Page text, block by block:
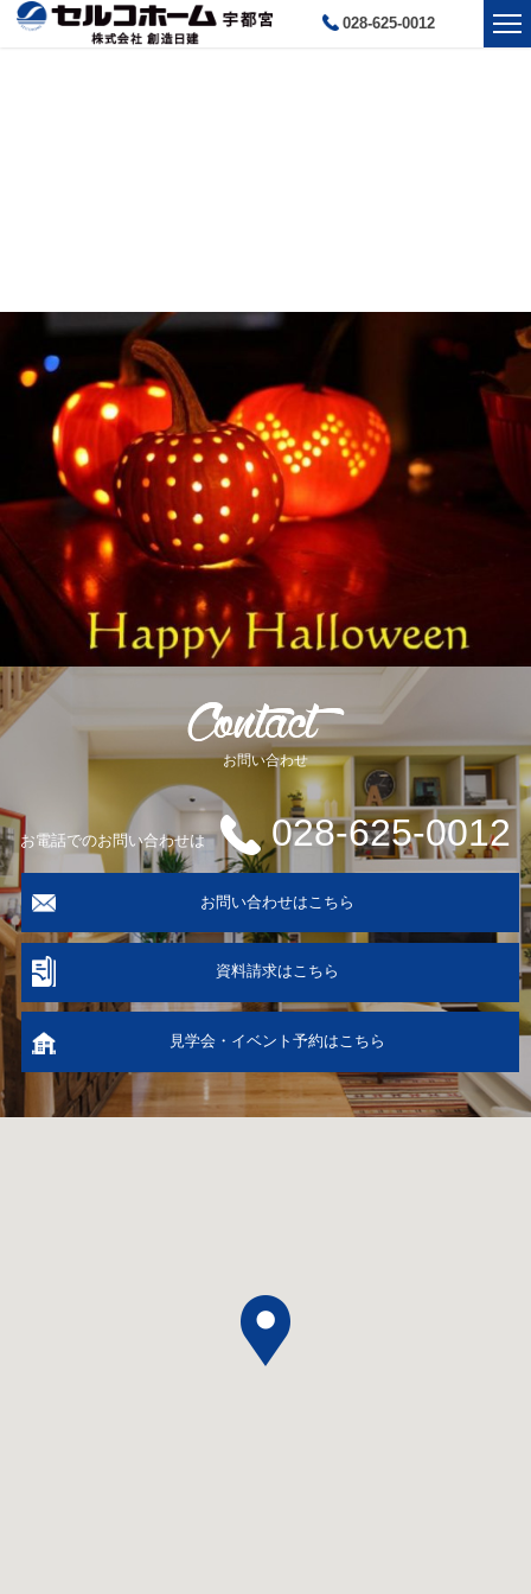
028-625-0012
お問い合わせ
お電話でのお問い合わせは 028-625-0012
お問い合わせはこちら
資料請求はこちら
見学会・イベント予約はこちら